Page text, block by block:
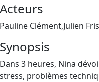
Acteurs
Pauline Clément,Julien
Synopsis
Dans 3 heures, Nina
stress, problèmes